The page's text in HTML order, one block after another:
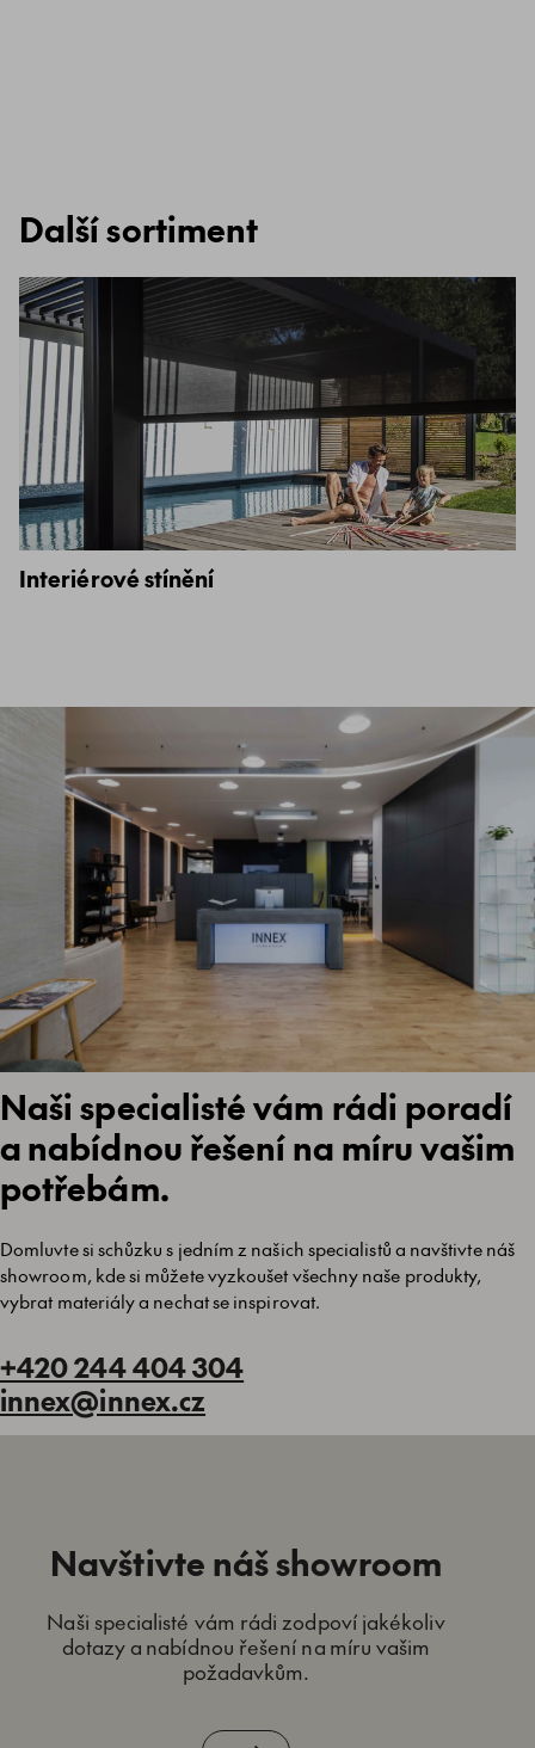
Další sortiment
Interiérové stínění
Naši specialisté vám rádi poradí
a nabídnou řešení na míru vašim
potřebám.
Domluvte si schůzku s jedním z našich specialistů a navštivte náš
showroom, kde si můžete vyzkoušet všechny naše produkty,
vybrat materiály a nechat se inspirovat.
+420 244 404 304
innex@innex.cz
Navštivte náš showroom
Naši specialisté vám rádi zodpoví jakékoliv
dotazy a nabídnou řešení na míru vašim
požadavkům.